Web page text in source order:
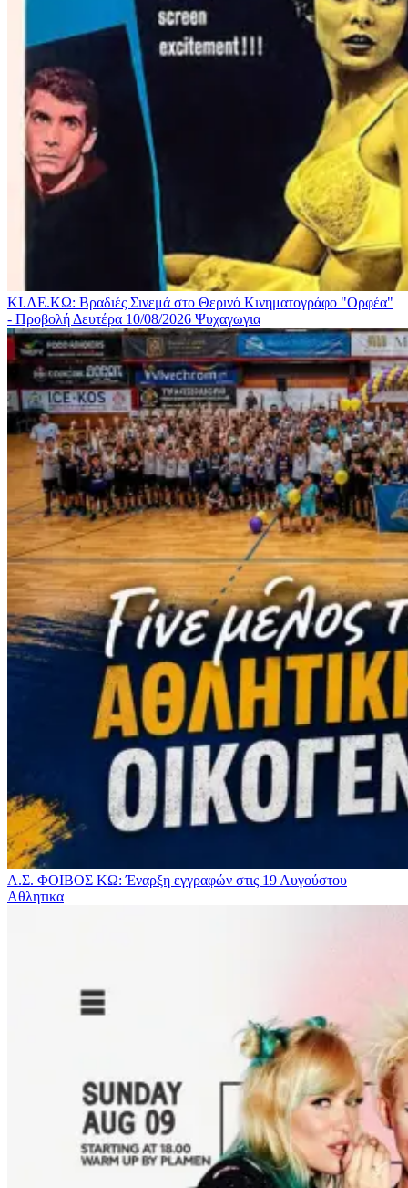
ΚΙ.ΛΕ.ΚΩ: Βραδιές Σινεμά στο Θερινό Κινηματογράφο "Ορφέα"
- Προβολή Δευτέρα 10/08/2026 Ψυχαγωγια
Α.Σ. ΦΟΙΒΟΣ ΚΩ: Έναρξη εγγραφών στις 19 Αυγούστου
Αθλητικα